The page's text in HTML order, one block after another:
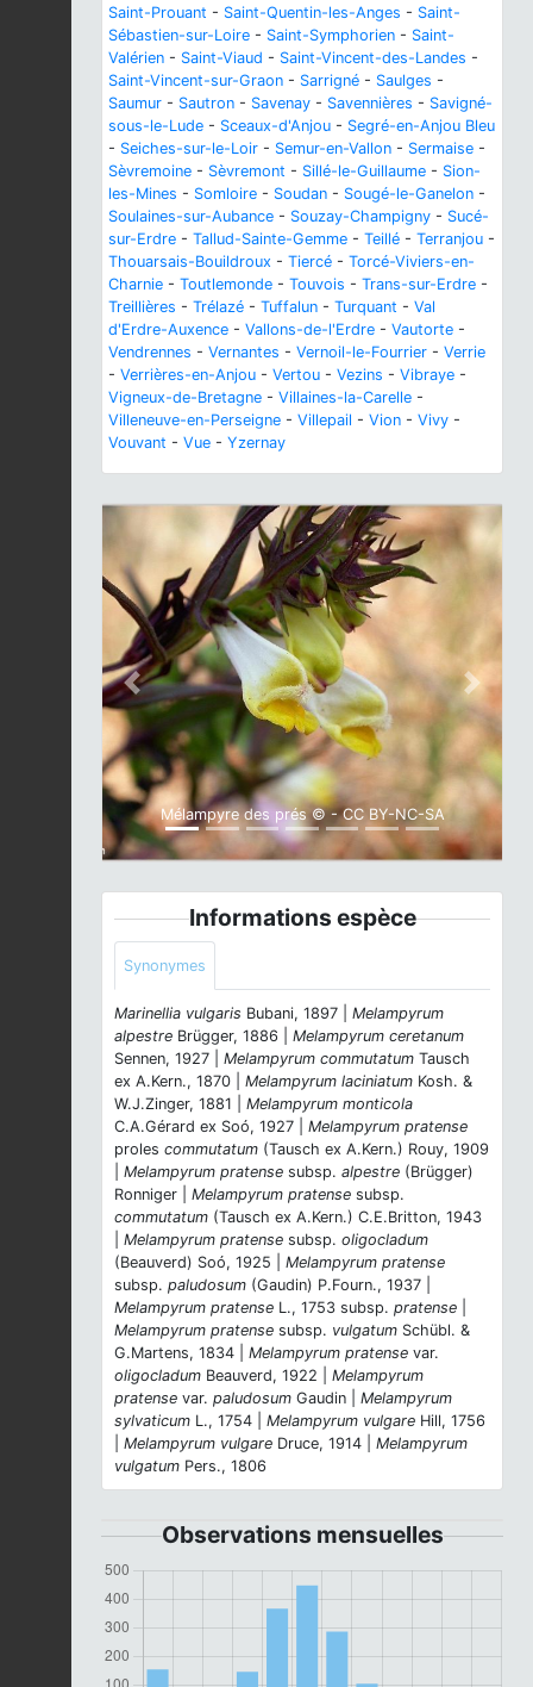
Saint-Prouant - Saint-Quentin-les-Anges - Saint-
Sébastien-sur-Loire - Saint-Symphorien - Saint-
Valérien - Saint-Viaud - Saint-Vincent-des-Landes -
Saint-Vincent-sur-Graon - Sarrigné - Saulges -
Saumur - Sautron - Savenay - Savennières - Savigné-
sous-le-Lude - Sceaux-d'Anjou - Segré-en-Anjou Bleu
- Seiches-sur-le-Loir - Semur-en-Vallon - Sermaise -
Sèvremoine - Sèvremont - Sillé-le-Guillaume - Sion-
les-Mines - Somloire - Soudan - Sougé-le-Ganelon -
Soulaines-sur-Aubance - Souzay-Champigny - Sucé-
sur-Erdre - Tallud-Sainte-Gemme - Teillé - Terranjou -
Thouarsais-Bouildroux - Tiercé - Torcé-Viviers-en-
Charnie - Toutlemonde - Touvois - Trans-sur-Erdre -
Treillières - Trélazé - Tuffalun - Turquant - Val
d'Erdre-Auxence - Vallons-de-l'Erdre - Vautorte -
Vendrennes - Vernantes - Vernoil-le-Fourrier - Verrie
- Verrières-en-Anjou - Vertou - Vezins - Vibraye -
Vigneux-de-Bretagne - Villaines-la-Carelle -
Villeneuve-en-Perseigne - Villepail - Vion - Vivy -
Vouvant - Vue - Yzernay
Mélampyre des prés © - CC BY-NC-SA
Previous Next
Informations espèce
Synonymes
Marinellia vulgaris Bubani, 1897 | Melampyrum
alpestre Brügger, 1886 | Melampyrum ceretanum
Sennen, 1927 | Melampyrum commutatum Tausch
ex A.Kern., 1870 | Melampyrum laciniatum Kosh. &
W.J.Zinger, 1881 | Melampyrum monticola
C.A.Gérard ex Soó, 1927 | Melampyrum pratense
proles commutatum (Tausch ex A.Kern.) Rouy, 1909
Melampyrum pratense subsp. alpestre (Brügger)
Ronniger | Melampyrum pratense subsp.
commutatum (Tausch ex A.Kern.) C.E.Britton, 1943
Melampyrum pratense subsp. oligocladum
(Beauverd) Soó, 1925 | Melampyrum pratense
subsp. paludosum (Gaudin) P.Fourn., 1937 |
Melampyrum pratense L., 1753 subsp. pratense
Melampyrum pratense subsp. vulgatum Schübl. &
G.Martens, 1834 | Melampyrum pratense var.
oligocladum Beauverd, 1922 | Melampyrum
pratense var. paludosum Gaudin | Melampyrum
sylvaticum L., 1754 | Melampyrum vulgare Hill, 1756
Melampyrum vulgare Druce, 1914 | Melampyrum
vulgatum Pers., 1806
Observations mensuelles